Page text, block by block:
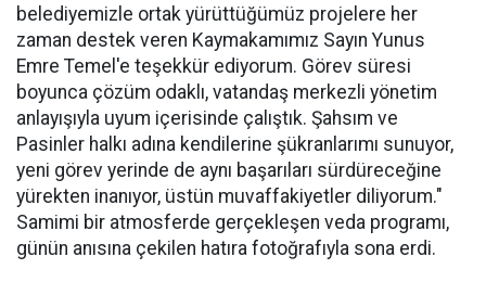
belediyemizle ortak yürüttüğümüz projelere her
zaman destek veren Kaymakamımız Sayın Yunus
Emre Temel'e teşekkür ediyorum. Görev süresi
boyunca çözüm odaklı, vatandaş merkezli yönetim
anlayışıyla uyum içerisinde çalıştık. Şahsım ve
Pasinler halkı adına kendilerine şükranlarımı sunuyor,
yeni görev yerinde de aynı başarıları sürdüreceğine
yürekten inanıyor, üstün muvaffakiyetler diliyorum."
Samimi bir atmosferde gerçekleşen veda programı,
günün anısına çekilen hatıra fotoğrafıyla sona erdi.